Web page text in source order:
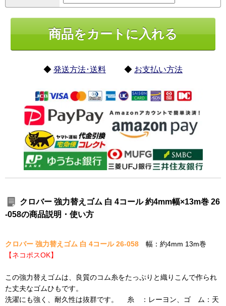
◆ 発送方法･送料 ◆ お支払い方法
クロバー 強力替えゴム 白 4コール 約4mm幅×13m巻 26
-058の商品説明・使い方
クロバー 強力替えゴム 白 4コール 26-058 幅：約4mm 13m巻
【ネコポスOK】
この強力替えゴムは、良質のコム糸をたっぷりと織りこんで作られ
た丈夫なゴムひもです。
洗濯にも強く、耐久性は抜群です。 糸 ：レーヨン、ゴ ム：天